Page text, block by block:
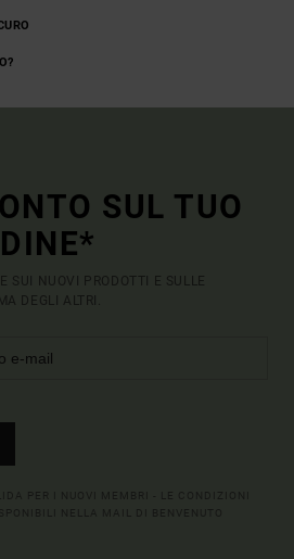
SUL TUO
SUI NUOVI PRODOTTI E SULLE
DEGLI ALTRI.